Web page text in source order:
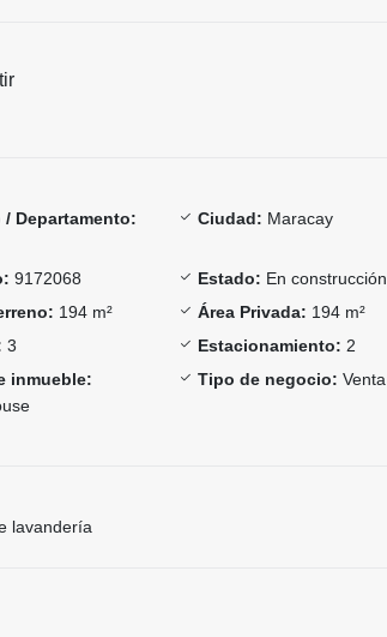
/ Departamento:
Ciudad: Maracay
9172068 Estado: En construcción
194 m² Área Privada: 194 m²
3 Estacionamiento: 2
inmueble:
Tipo de negocio: Venta
lavandería